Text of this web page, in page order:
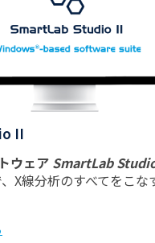
II
ウェア SmartLab
X線分析のすべてをこな